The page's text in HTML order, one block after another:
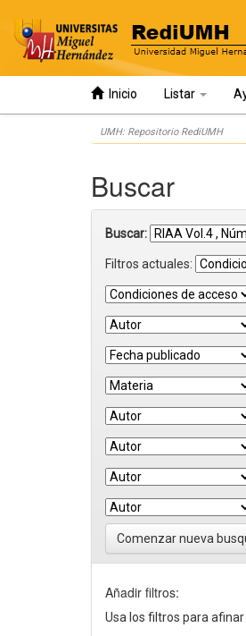
Inicio Listar
UMH: Repositorio RediUMH
Buscar
Buscar:
Filtros actuales:
Comenzar nueva
Añadir filtros:
Usa los filtros para afinar